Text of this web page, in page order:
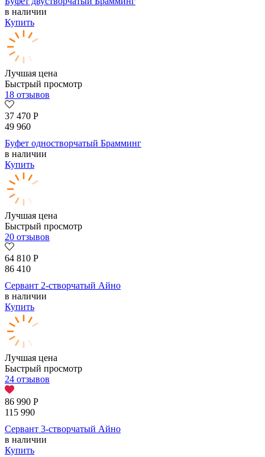
в наличии
Купить
Лучшая цена
Быстрый просмотр
18 отзывов
37 470 Р
49 960
Буфет одностворчатый Брамминг
в наличии
Купить
Лучшая цена
Быстрый просмотр
20 отзывов
64 810 Р
86 410
Сервант 2-створчатый Айно
в наличии
Купить
Лучшая цена
Быстрый просмотр
24 отзывов
86 990 Р
115 990
Сервант 3-створчатый Айно
в наличии
Купить